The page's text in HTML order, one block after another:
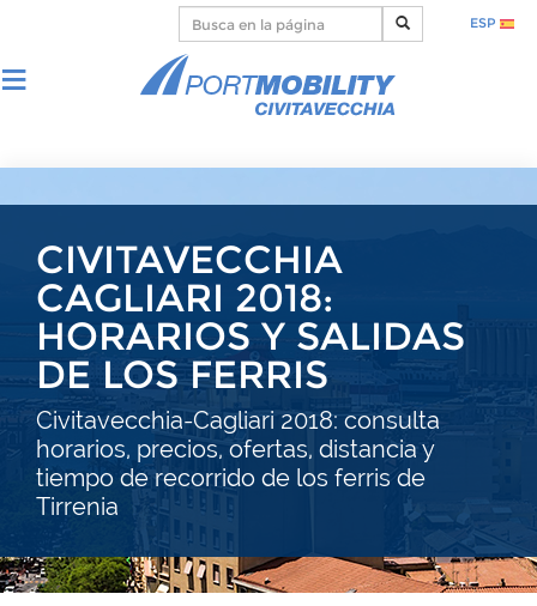
ESP
CIVITAVECCHIA
CAGLIARI 2018:
HORARIOS Y SALIDAS
DE LOS FERRIS
Civitavecchia-Cagliari 2018: consulta
horarios, precios, ofertas, distancia y
tiempo de recorrido de los ferris de
Tirrenia